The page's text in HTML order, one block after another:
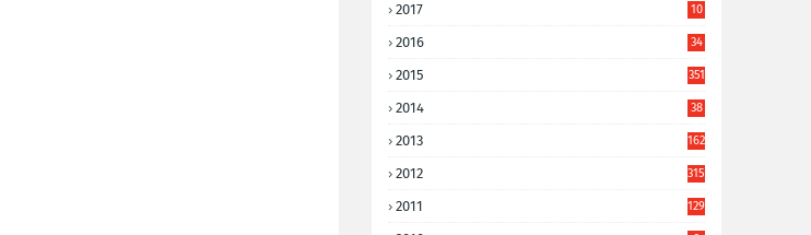
2017
10
2016
34
2015 351
2014
38
2013 162
2012 315
2011 129